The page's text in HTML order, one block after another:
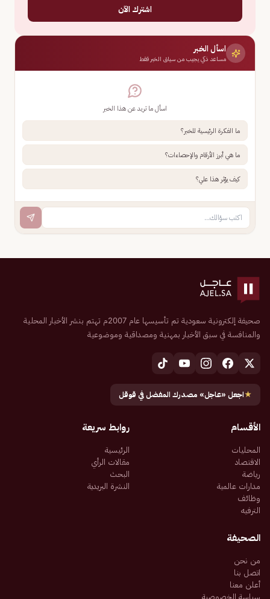
اشترك الآن
اسأل الخبر
مساعد ذكي يجيب من سياق الخبر فقط
اسأل ما تريد عن هذا الخبر
ما الفكرة الرئيسية للخبر؟
ما هي أبرز الأرقام والإحصاءات؟
كيف يؤثر هذا علي؟
صحيفة إلكترونية سعودية تم تأسيسها عام 2007م تهتم بنشر الأخبار المحلية
والمنافسة في سبق الأخبار بمهنية ومصداقية وموضوعية
★اجعل «عاجل» مصدرك المفضل في قوقل
الأقسام
المحليات
الاقتصاد
رياضة
مدارات عالمية
وظائف
الترفيه
روابط سريعة
الرئيسية
مقالات الرأي
البحث
النشرة البريدية
الصحيفة
من نحن
اتصل بنا
أعلن معنا
سياسة الخصوصية